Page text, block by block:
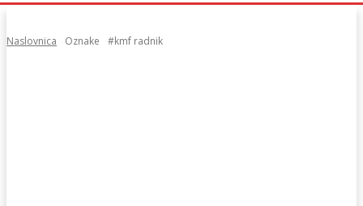
Naslovnica Oznake #kmf radnik